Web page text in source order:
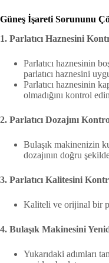
Güneş İşareti Sorununu
1. Parlatıcı Haznesini
Parlatıcı haznesinin
parlatıcı haznesini
Parlatıcı haznesinin
olmadığını kontrol
2. Parlatıcı Dozajını
Bulaşık makinenizin
dozajının doğru
3. Parlatıcı Kalitesini
Kaliteli ve orijinal bir
4. Bulaşık Makinesini
Yukarıdaki adımları